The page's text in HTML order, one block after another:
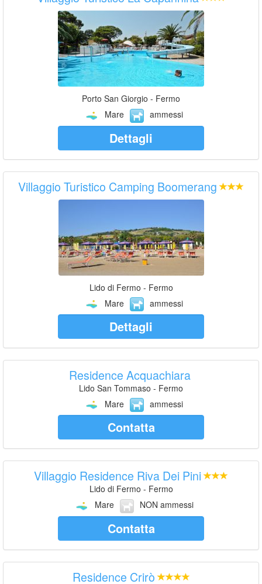
Porto San Giorgio - Fermo
Mare
ammessi
Dettagli
Villaggio Turistico Camping Boomerang
Lido di Fermo - Fermo
Mare
ammessi
Dettagli
Residence Acquachiara
Lido San Tommaso - Fermo
Mare
ammessi
Contatta
Villaggio Residence Riva Dei Pini
Lido di Fermo - Fermo
Mare
NON ammessi
Contatta
Residence Crirò